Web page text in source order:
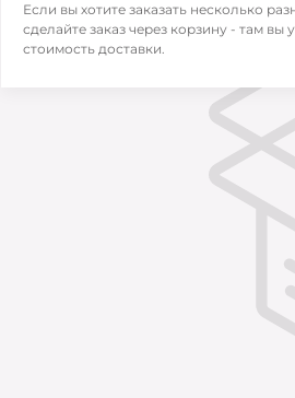
Если вы хотите заказать несколько
сделайте заказ через корзину - там вы
стоимость доставки.